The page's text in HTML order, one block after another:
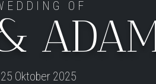
OF
Oktober 2025